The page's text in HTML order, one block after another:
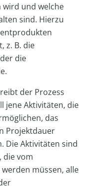
wird und welche
sind. Hierzu
z. B. die
die
der Prozess
jene Aktivitäten, die
das
Projektdauer
Die Aktivitäten sind
die vom
müssen, alle